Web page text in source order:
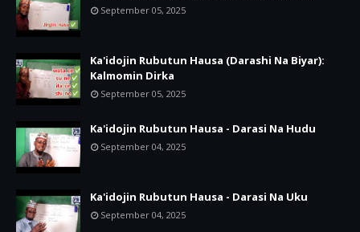
September 05, 2025
Ka'idojin Rubutun Hausa (Darashi Na Biyar):
Kalmomin Dirka
September 05, 2025
Ka'idojin Rubutun Hausa - Darasi Na Hudu
September 04, 2025
Ka'idojin Rubutun Hausa - Darasi Na Uku
September 04, 2025